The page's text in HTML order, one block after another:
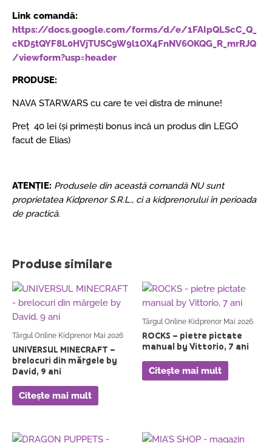
Link comandă:
https://docs.google.com/forms/d/e/1FAIpQLScC_Q_
cKD5tQYF8L0HVjTUSC9W9l1OX4FnNV6OKQG_R_mrRJQ
/viewform?usp=header
PRODUSE:
NAVA STARWARS cu care te vei distra de minune!
Preț 40 lei (și primești bonus incă un produs din LEGO
facut de Elias)
ATENȚIE: Produsele din această comandă NU sunt
proprietatea Kidprenor S.R.L., ci a kidprenorului în perioada
de practică.
Produse similare
Târgul Online Kidprenor Mai 2026
UNIVERSUL MINECRAFT –
brelocuri din mărgele by
David, 9 ani
Citește mai mult
Târgul Online Kidprenor Mai 2026
ROCKS – pietre pictate
manual by Vittorio, 7 ani
Citește mai mult